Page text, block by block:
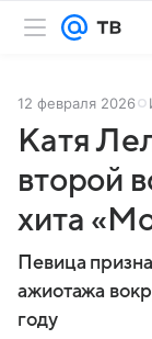
12 февраля 2026
Катя
второй
хита
Певица
ажиотажа
году